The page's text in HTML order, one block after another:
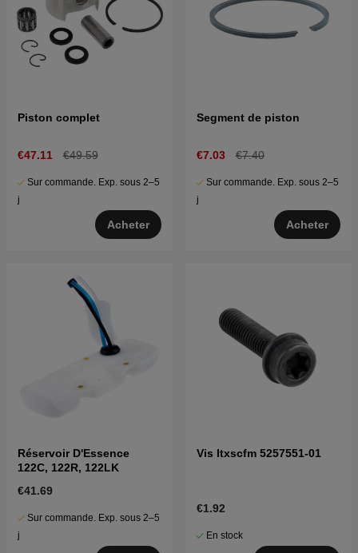
Piston complet
€47.11 €49.59
Sur commande. Exp. sous 2–5
j
Acheter
Segment de piston
€7.03 €7.40
Sur commande. Exp. sous 2–5
j
Acheter
Réservoir D'Essence
122C, 122R, 122LK
€41.69
Sur commande. Exp. sous 2–5
j
Vis Itxscfm 5257551-01
€1.92
En stock